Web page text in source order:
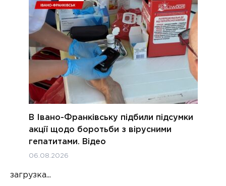
В Івано-Франківську підбили підсумки
акції щодо боротьби з вірусними
гепатитами. Відео
06.08.2026
загрузка...